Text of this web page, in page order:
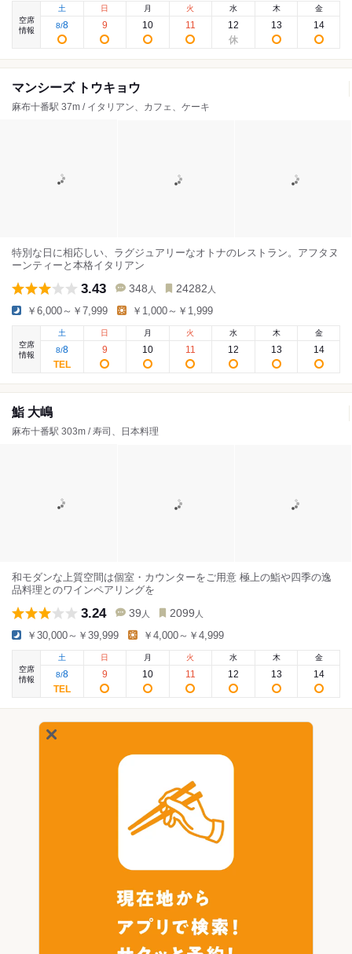
空席
情報
土
8/8
日
9
月
10
火
11
水
12
木
13
金
14
マンシーズ トウキョウ
麻布十番駅 37m / イタリアン、カフェ、ケーキ
特別な日に相応しい、ラグジュアリーなオトナのレストラン。アフタヌ
ーンティーと本格イタリアン
3.43 348 人 24282 人
￥6,000～￥7,999 ￥1,000～￥1,999
空席
情報
土
8/8
日
9
月
10
火
11
水
12
木
13
金
14
鮨 大嶋
麻布十番駅 303m / 寿司、日本料理
和モダンな上質空間は個室・カウンターをご用意 極上の鮨や四季の逸
品料理とのワインペアリングを
3.24 39 人 2099 人
￥30,000～￥39,999 ￥4,000～￥4,999
空席
情報
土
8/8
日
9
月
10
火
11
水
12
木
13
金
14